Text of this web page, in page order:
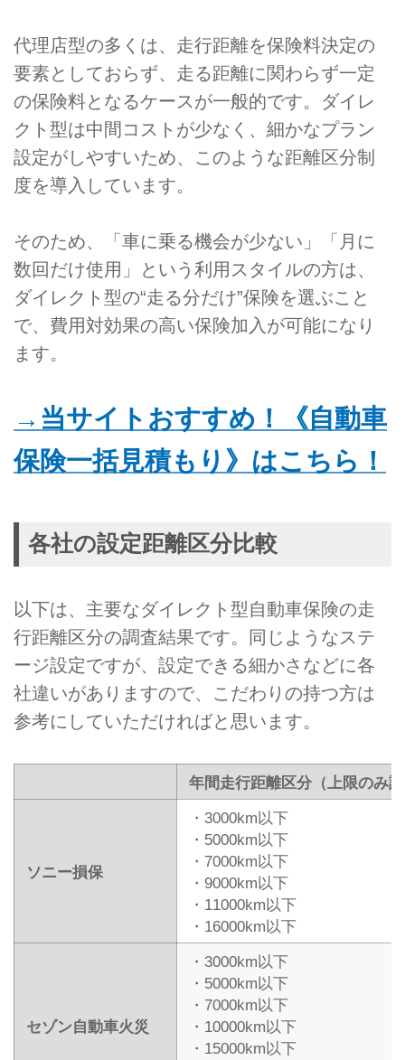
代理店型の多くは、走行距離を保険料決定の
要素としておらず、走る距離に関わらず一定
の保険料となるケースが一般的です。ダイレ
クト型は中間コストが少なく、細かなプラン
設定がしやすいため、このような距離区分制
度を導入しています。
そのため、「車に乗る機会が少ない」「月に
数回だけ使用」という利用スタイルの方は、
ダイレクト型の“走る分だけ”保険を選ぶこと
で、費用対効果の高い保険加入が可能になり
ます。
→当サイトおすすめ！《自動車
保険一括見積もり》はこちら！
各社の設定距離区分比較
以下は、主要なダイレクト型自動車保険の走
行距離区分の調査結果です。同じようなステ
ージ設定ですが、設定できる細かさなどに各
社違いがありますので、こだわりの持つ方は
参考にしていただければと思います。
年間走行距離区分（上限のみ
ソニー損保
・3000km以下
・5000km以下
・7000km以下
・9000km以下
・11000km以下
・16000km以下
セゾン自動車火災
・3000km以下
・5000km以下
・7000km以下
・10000km以下
・15000km以下